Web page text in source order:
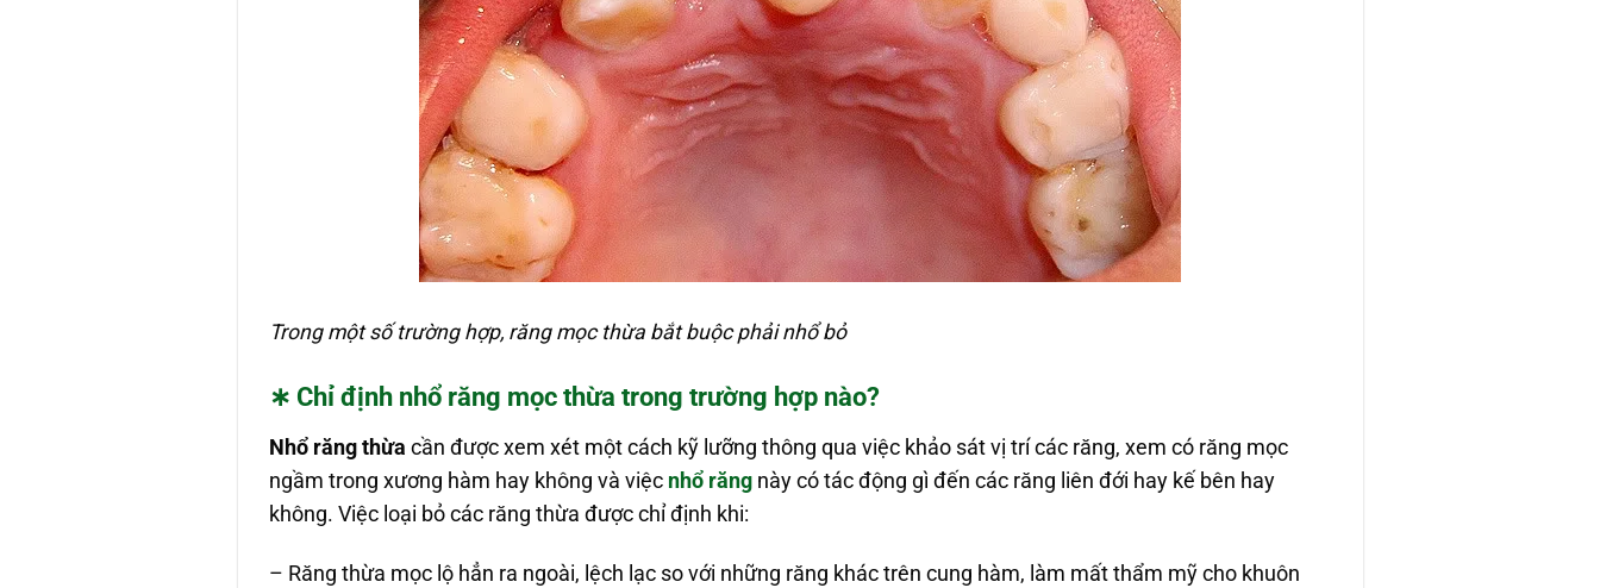
Trong một số trường hợp, răng mọc thừa bắt buộc phải nhổ bỏ
∗ Chỉ định nhổ răng mọc thừa trong trường hợp nào?
Nhổ răng thừa cần được xem xét một cách kỹ lưỡng thông qua việc khảo sát vị trí các răng, xem có răng mọc
ngầm trong xương hàm hay không và việc nhổ răngnày có tác động gì đến các răng liên đới hay kế bên hay
không. Việc loại bỏ các răng thừa được chỉ định khi:
– Răng thừa mọc lộ hẳn ra ngoài, lệch lạc so với những răng khác trên cung hàm, làm mất thẩm mỹ cho khuôn